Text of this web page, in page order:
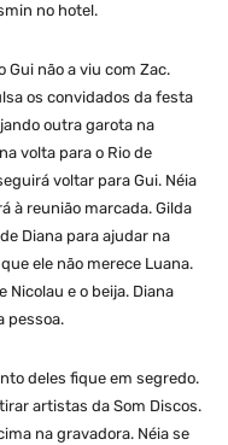
no hotel.
Gui não a viu com Zac.
os convidados da festa
outra garota na
volta para o Rio de
voltar para Gui. Néia
à reunião marcada. Gilda
Diana para ajudar na
ele não merece Luana.
Nicolau e o beija. Diana
pessoa.
deles fique em segredo.
artistas da Som Discos.
na gravadora. Néia se